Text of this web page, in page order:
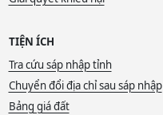
TIỆN ÍCH
Tra cứu sáp nhập tỉnh
Chuyển đổi địa chỉ sau sáp nhập
Bảng giá đất